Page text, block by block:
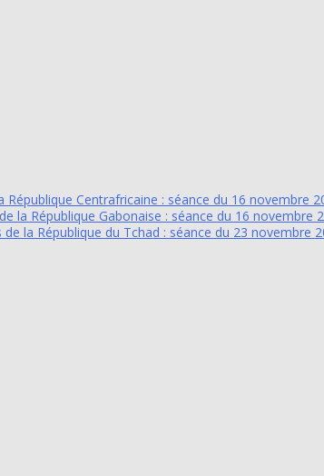
Centrafricaine : séance du 16 novembre
la République Gabonaise : séance du 16 novembre
la République du Tchad : séance du 23 novembre